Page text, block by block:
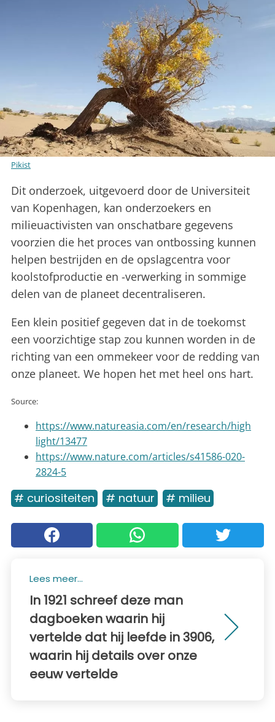
Pikist
Dit onderzoek, uitgevoerd door de Universiteit
van Kopenhagen, kan onderzoekers en
milieuactivisten van onschatbare gegevens
voorzien die het proces van ontbossing kunnen
helpen bestrijden en de opslagcentra voor
koolstofproductie en -verwerking in sommige
delen van de planeet decentraliseren.
Een klein positief gegeven dat in de toekomst
een voorzichtige stap zou kunnen worden in de
richting van een ommekeer voor de redding van
onze planeet. We hopen het met heel ons hart.
Source:
https://www.natureasia.com/en/research/high
light/13477
https://www.nature.com/articles/s41586-020-
2824-5
# curiositeiten # natuur # milieu
Lees meer...
In 1921 schreef deze man
dagboeken waarin hij
vertelde dat hij leefde in 3906,
waarin hij details over onze
eeuw vertelde